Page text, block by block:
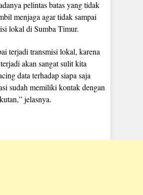
pelintas batas yang tidak
menjaga agar tidak sampai
lokal di Sumba Timur.
terjadi transmisi lokal, karena
akan sangat sulit kita
data terhadap siapa saja
sudah memiliki kontak dengan
jelasnya.